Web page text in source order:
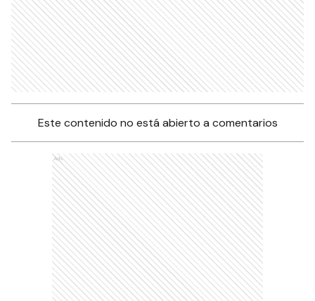
Este contenido no está abierto a comentarios
Ads